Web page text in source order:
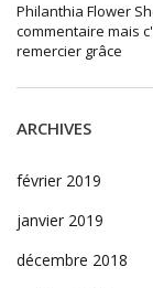
Philanthia Flower
commentaire mais
remercier grâce
ARCHIVES
février 2019
janvier 2019
décembre 2018